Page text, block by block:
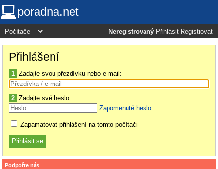
poradna.net
Neregistrovaný Přihlásit Registrovat
Přihlášení
1 Zadajte svou přezdívku nebo e-mail:
2 Zadajte své heslo:
Zapomenuté heslo
Zapamatovat přihlášení na tomto počítači
Podpořte nás